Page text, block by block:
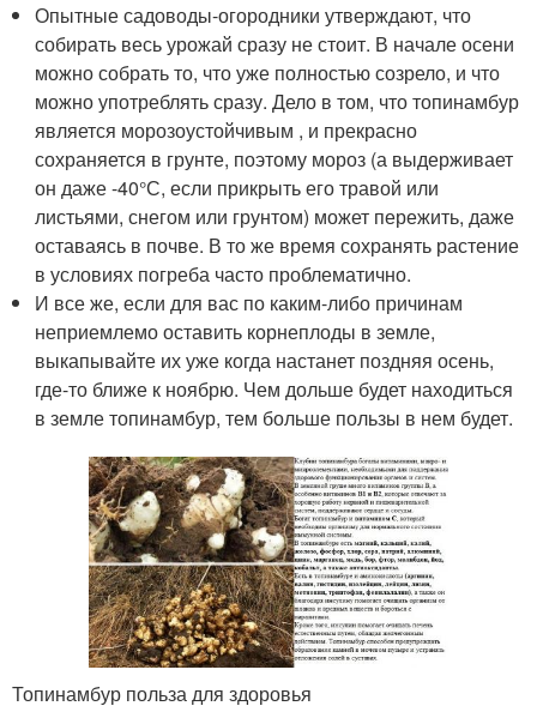
Опытные садоводы-огородники утверждают, что
собирать весь урожай сразу не стоит. В начале осени
можно собрать то, что уже полностью созрело, и что
можно употреблять сразу. Дело в том, что топинамбур
является морозоустойчивым , и прекрасно
сохраняется в грунте, поэтому мороз (а выдерживает
он даже -40°С, если прикрыть его травой или
листьями, снегом или грунтом) может пережить, даже
оставаясь в почве. В то же время сохранять растение
в условиях погреба часто проблематично.
И все же, если для вас по каким-либо причинам
неприемлемо оставить корнеплоды в земле,
выкапывайте их уже когда настанет поздняя осень,
где-то ближе к ноябрю. Чем дольше будет находиться
в земле топинамбур, тем больше пользы в нем будет.
Топинамбур польза для здоровья